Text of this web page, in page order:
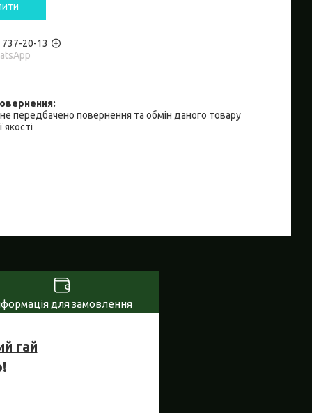
737-20-13
передбачено повернення та обмін даного товару
для замовлення
гай